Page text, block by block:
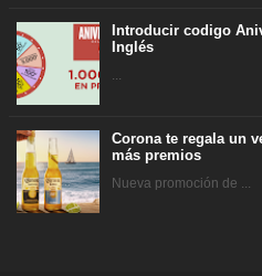
Introducir codigo
Inglés
...
Corona te regala un
más premios
Nueva promoción de ...